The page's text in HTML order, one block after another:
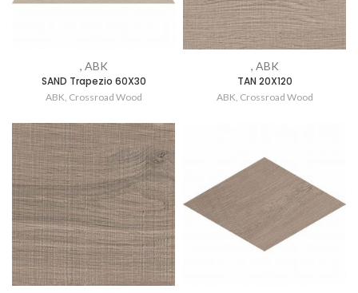
, ABK
SAND Trapezio 60X30
ABK, Crossroad Wood
, ABK
TAN 20X120
ABK, Crossroad Wood